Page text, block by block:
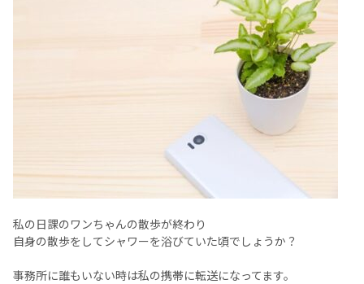
私の日課のワンちゃんの散歩が終わり
自身の散歩をしてシャワーを浴びていた頃でしょうか？
事務所に誰もいない時は私の携帯に転送になってます。